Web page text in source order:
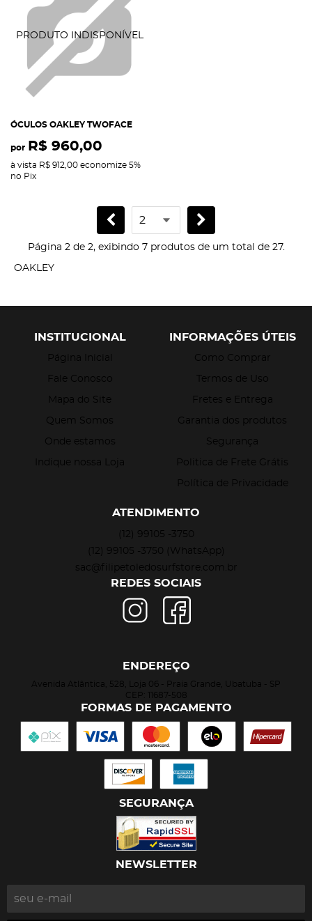
ÓCULOS OAKLEY TWOFACE
por R$ 960,00
à vista R$ 912,00 economize 5%
no Pix
Página 2 de 2, exibindo 7 produtos de um total de 27.
OAKLEY
INSTITUCIONAL
Página Inicial
Fale Conosco
Mapa do Site
Quem Somos
Onde estamos
Indique nossa Loja
INFORMAÇÕES ÚTEIS
Como Comprar
Termos de Uso
Fretes e Entrega
Garantia dos produtos
Segurança
Politica de Frete Grátis
Política de Privacidade
ATENDIMENTO
(12)
99105 -3750
(12)
99105 -3750
(WhatsApp)
sac@filipetoledosurfstore.com.br
REDES SOCIAIS
ENDEREÇO
Avenida Atlântica, 528, Loja 06 - Praia Grande, Ubatuba - SP
CEP: 11687-508
FORMAS DE PAGAMENTO
SEGURANÇA
NEWSLETTER